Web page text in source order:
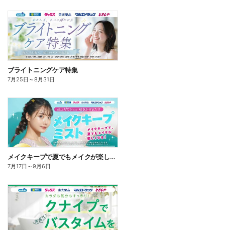
ブライトニングケア特集
7月25日 ～8月31日
メイクキープで夏でもメイクが楽しくなる!
7月17日 ～9月6日